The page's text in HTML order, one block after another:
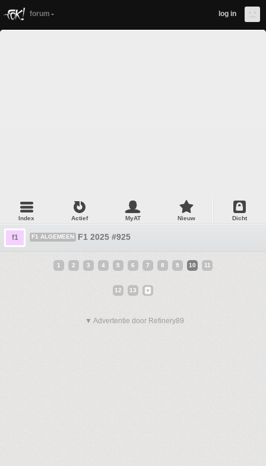
forum log in
Index Actief MyAT Nieuw Dicht
f1 F1 ALGEMEEN F1 2025 #925
1 2 3 4 5 6 7 8 9 10 11
12 13
▼ Advertentie door Refinery89